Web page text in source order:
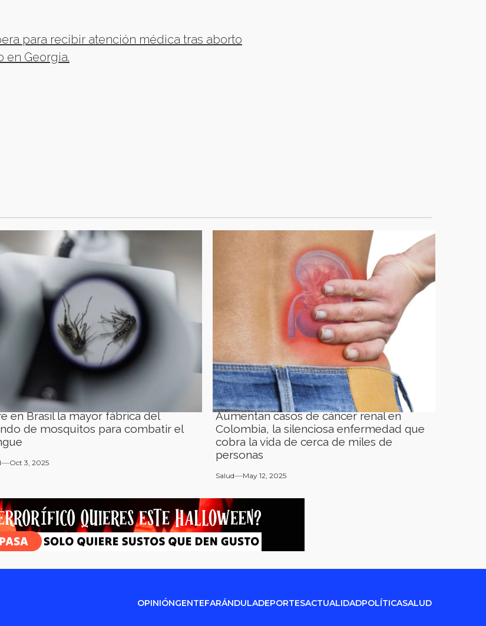
para recibir atención médica tras aborto
en Georgia.
en Brasil la mayor fábrica del
de mosquitos para combatir el
Oct 3, 2025
Aumentan casos de cáncer renal en
Colombia, la silenciosa enfermedad que
cobra la vida de cerca de miles de
personas
Salud May 12, 2025
OPINIÓNGENTEFARÁNDULADEPORTESACTUALIDADPOLÍTICASALUD